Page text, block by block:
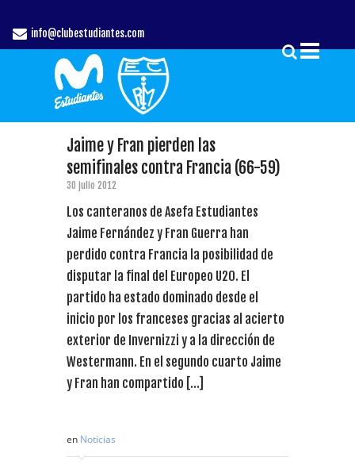
info@clubestudiantes.com
Jaime y Fran pierden las
semifinales contra Francia (66-59)
30 julio 2012
Los canteranos de Asefa Estudiantes
Jaime Fernández y Fran Guerra han
perdido contra Francia la posibilidad de
disputar la final del Europeo U20. El
partido ha estado dominado desde el
inicio por los franceses gracias al acierto
exterior de Invernizzi y a la dirección de
Westermann. En el segundo cuarto Jaime
y Fran han compartido […]
en Noticias